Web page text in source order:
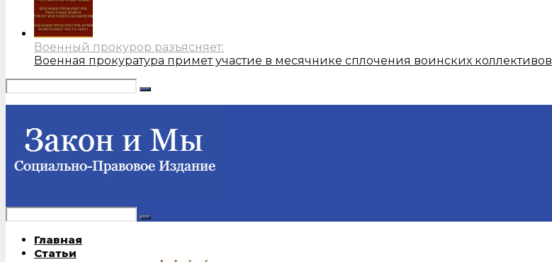
Военный прокурор разъясняет:
Военная прокуратура примет участие в месячнике сплочения воинских коллективов
Главная
Статьи